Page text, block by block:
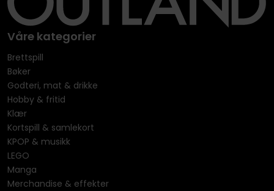
Våre kategorier
Brettspill
Bøker
Godteri, mat & drikke
Hobby & fritid
Klær
Kortspill & samlekort
KPOP & musikk
LEGO
Manga
Merchandise & effekter